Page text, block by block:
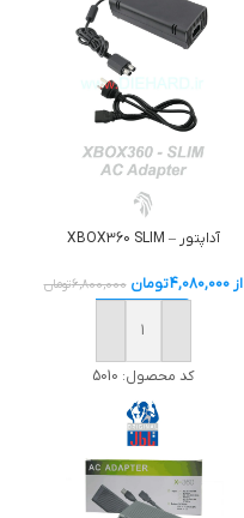
آداپتور – XBOX360 SLIM
از4,080,000تومان 6,800,000تومان
خرید
کد محصول: 5010